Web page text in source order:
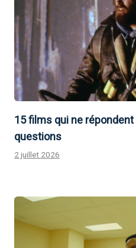
15 films qui ne
questions
2 juillet 2026